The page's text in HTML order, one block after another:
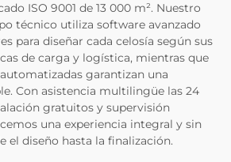
ISO 9001 de 13 000 m². Nuestro
técnico utiliza software avanzado
para diseñar cada celosía según sus
de carga y logística, mientras que
garantizan una
Con asistencia multilingüe las 24
gratuitos y supervisión
una experiencia integral y sin
el diseño hasta la finalización.